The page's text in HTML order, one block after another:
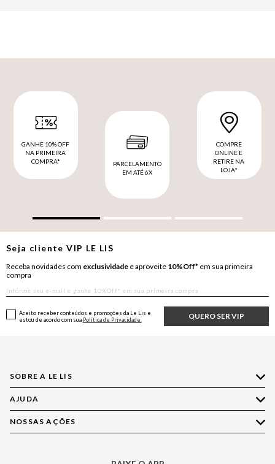
GANHE 10% OFF
NA PRIMEIRA
COMPRA*
PARCELAMENTO
EM ATÉ 6X
COMPRE
ONLINE E
RETIRE NA
LOJA*
Seja clienteVIP LE LIS
Receba novidades com exclusividade e aproveite 10%Off* em sua primeira
compra
QUERO SER VIP
Aceito receber conteúdos e promoções da Le Lis e
estou de acordo com sua Política de Privacidade.
SOBRE A LE LIS
Quem Somos
Nossas Lojas
Política de Privacidade
AJUDA
Compre pelo WhatsApp
Central de Relacionamento
NOSSAS AÇÕES